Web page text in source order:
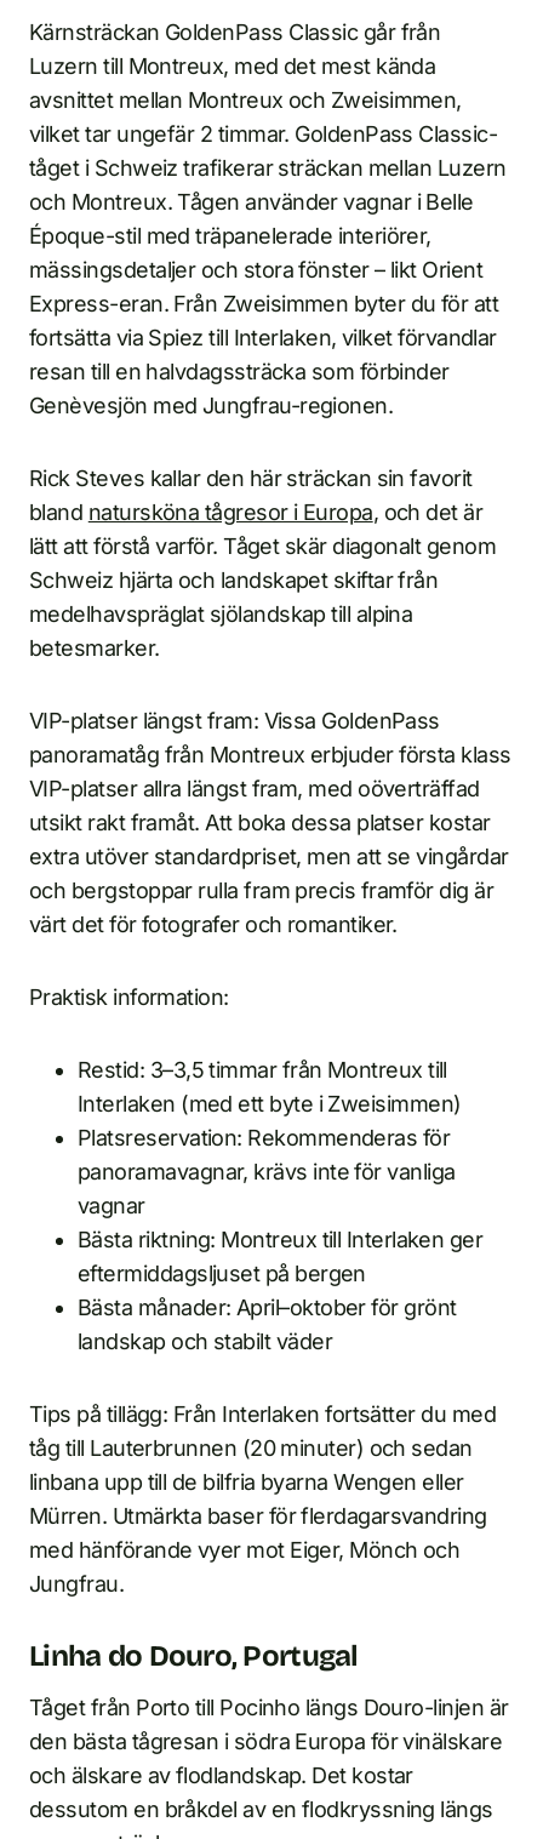
Kärnsträckan GoldenPass Classic går från
Luzern till Montreux, med det mest kända
avsnittet mellan Montreux och Zweisimmen,
vilket tar ungefär 2 timmar. GoldenPass Classic-
tåget i Schweiz trafikerar sträckan mellan Luzern
och Montreux. Tågen använder vagnar i Belle
Époque-stil med träpanelerade interiörer,
mässingsdetaljer och stora fönster – likt Orient
Express-eran. Från Zweisimmen byter du för att
fortsätta via Spiez till Interlaken, vilket förvandlar
resan till en halvdagssträcka som förbinder
Genèvesjön med Jungfrau-regionen.
Rick Steves kallar den här sträckan sin favorit
bland natursköna tågresor i Europa, och det är
lätt att förstå varför. Tåget skär diagonalt genom
Schweiz hjärta och landskapet skiftar från
medelhavspräglat sjölandskap till alpina
betesmarker.
VIP-platser längst fram: Vissa GoldenPass
panoramatåg från Montreux erbjuder första klass
VIP-platser allra längst fram, med oöverträffad
utsikt rakt framåt. Att boka dessa platser kostar
extra utöver standardpriset, men att se vingårdar
och bergstoppar rulla fram precis framför dig är
värt det för fotografer och romantiker.
Praktisk information:
Restid: 3–3,5 timmar från Montreux till
Interlaken (med ett byte i Zweisimmen)
Platsreservation: Rekommenderas för
panoramavagnar, krävs inte för vanliga
vagnar
Bästa riktning: Montreux till Interlaken ger
eftermiddagsljuset på bergen
Bästa månader: April–oktober för grönt
landskap och stabilt väder
Tips på tillägg: Från Interlaken fortsätter du med
tåg till Lauterbrunnen (20 minuter) och sedan
linbana upp till de bilfria byarna Wengen eller
Mürren. Utmärkta baser för flerdagarsvandring
med hänförande vyer mot Eiger, Mönch och
Jungfrau.
Linha do Douro, Portugal
Tåget från Porto till Pocinho längs Douro-linjen är
den bästa tågresan i södra Europa för vinälskare
och älskare av flodlandskap. Det kostar
dessutom en bråkdel av en flodkryssning längs